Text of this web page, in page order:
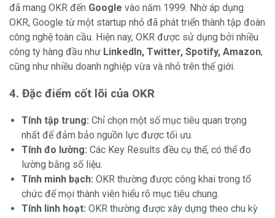
đã mang OKR đến Google vào năm 1999. Nhờ áp dụng
OKR, Google từ một startup nhỏ đã phát triển thành tập đoàn
công nghệ toàn cầu. Hiện nay, OKR được sử dụng bởi nhiều
công ty hàng đầu như LinkedIn, Twitter, Spotify, Amazon,
cũng như nhiều doanh nghiệp vừa và nhỏ trên thế giới.
4. Đặc điểm cốt lõi của OKR
Tính tập trung: Chỉ chọn một số mục tiêu quan trọng
nhất để đảm bảo nguồn lực được tối ưu.
Tính đo lường: Các Key Results đều cụ thể, có thể đo
lường bằng số liệu.
Tính minh bạch: OKR thường được công khai trong tổ
chức để mọi thành viên hiểu rõ mục tiêu chung.
Tính linh hoạt: OKR thường được xây dựng theo chu kỳ